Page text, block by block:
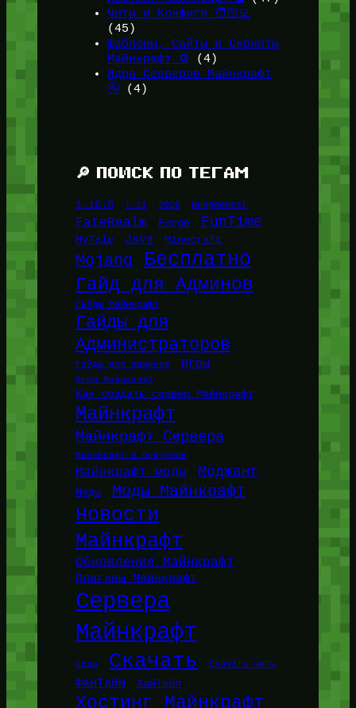
Читы и Конфиги 🧑🏻‍💻
(45)
Шаблоны, Сайты и Скрипты
Майнкрафт ⚙️ (4)
Ядра Серверов Майнкрафт
🚰(4)
🔎 ПОИСК ПО ТЕГАМ
1.16.5 1.21 2026 BungeeHost
FateRealm Forge FunTime
HyTale Java Minecraft
Mojang Бесплатно
Гайд для Админов
Гайды Майнкрафт
Гайды для
Администраторов
Гайды для админов Игры
Игры Майнкрафт
Как создать сервер Майнкрафт
Майнкрафт
Майнкрафт Сервера
Майнкрафт в браузере
Майнкрафт моды Моджанг
Моды Моды Майнкрафт
Новости
Майнкрафт
Обновления Майнкрафт
Плагины Майнкрафт
Сервера
Майнкрафт
Сиды Скачать Скачать читы
ФанТайм ХайТейл
Хостинг Майнкрафт